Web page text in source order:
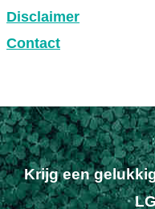
Disclaimer
Contact
Krijg een